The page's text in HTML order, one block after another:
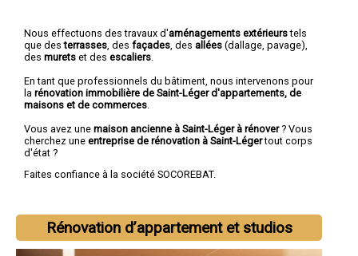
Nous effectuons des travaux d'aménagements extérieurstels
que desterrasses , des façades , des allées (dallage, pavage),
des murets et des escaliers
En tant que professionnels du bâtiment, nous intervenons pour
la rénovation immobilière de Saint-Léger d'appartements, de
maisons et de commerces
Vous avez une maison ancienne à Saint-Léger à rénover? Vous
cherchez une entreprise de rénovation à Saint-Légertout corps
d'état ?
Faites confiance à la société SOCOREBAT.
Rénovation d’appartement et studios